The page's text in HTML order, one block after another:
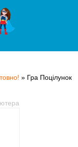
» Гра Поцілунок